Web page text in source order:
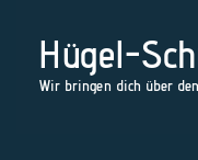
Hügel-
Wir bringen dich über